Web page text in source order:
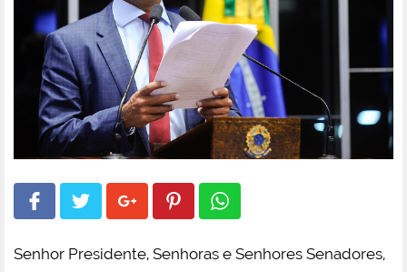
Senhor Presidente, Senhoras e Senhores Senadores,